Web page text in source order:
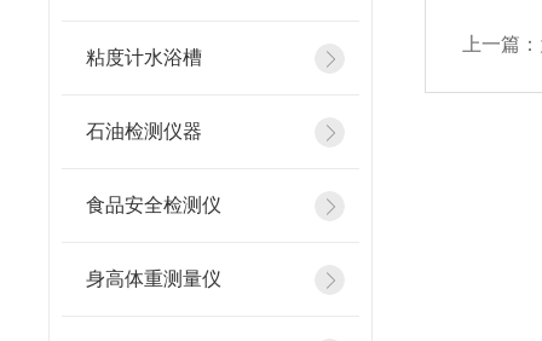
粘度计水浴槽
石油检测仪器
食品安全检测仪
身高体重测量仪
上一篇：